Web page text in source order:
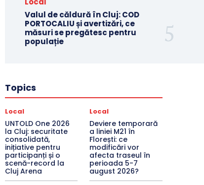
Valul de căldură în Cluj: COD
PORTOCALIU și avertizări, ce
măsuri se pregătesc pentru
populație
Topics
Local
UNTOLD One 2026
la Cluj: securitate
consolidată,
inițiative pentru
participanți și o
scenă-record la
Cluj Arena
Local
Deviere temporară
a liniei M21 în
Florești: ce
modificări vor
afecta traseul în
perioada 5-7
august 2026?